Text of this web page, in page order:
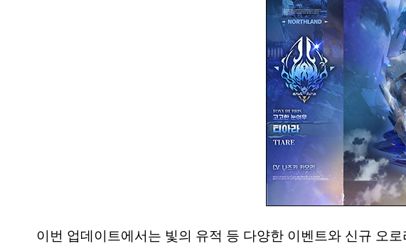
이번 업데이트에서는 빛의 유적 등 다양한 이벤트와 신규 오